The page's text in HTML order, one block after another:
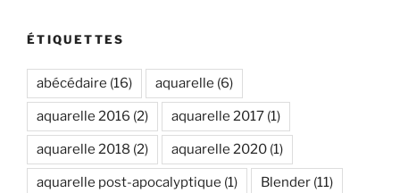
ÉTIQUETTES
abécédaire (16) aquarelle (6)
aquarelle 2016 (2) aquarelle 2017 (1)
aquarelle 2018 (2) aquarelle 2020 (1)
aquarelle post-apocalyptique (1) Blender (11)